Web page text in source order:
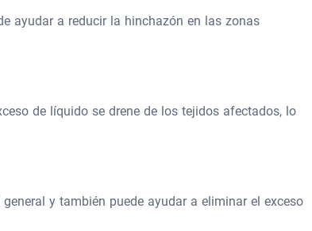
ayudar a reducir la hinchazón en las zonas
de líquido se drene de los tejidos afectados, lo
y también puede ayudar a eliminar el exceso